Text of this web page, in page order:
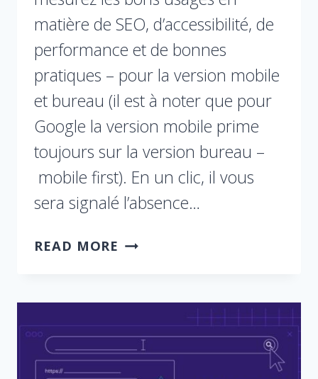
matière de SEO, d’accessibilité, de
performance et de bonnes
pratiques – pour la version mobile
et bureau (il est à noter que pour
Google la version mobile prime
toujours sur la version bureau –
mobile first). En un clic, il vous
sera signalé l’absence…
READ MORE